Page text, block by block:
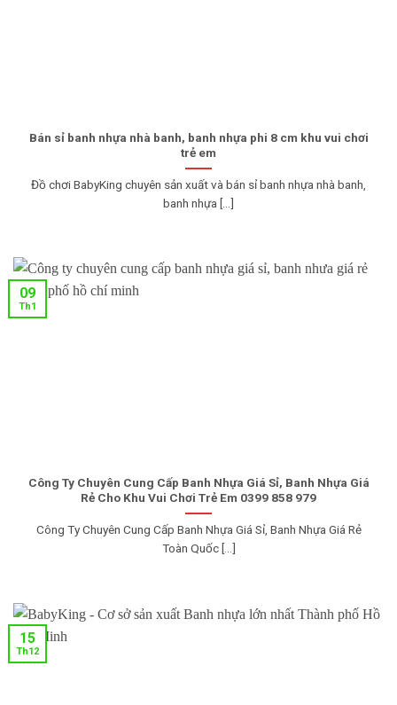
Bán sỉ banh nhựa nhà banh, banh nhựa phi 8 cm khu vui chơi
trẻ em
Đồ chơi BabyKing chuyên sản xuất và bán sỉ banh nhựa nhà banh,
banh nhựa [...]
Công Ty Chuyên Cung Cấp Banh Nhựa Giá Sỉ, Banh Nhựa Giá
Rẻ Cho Khu Vui Chơi Trẻ Em 0399 858 979
Công Ty Chuyên Cung Cấp Banh Nhựa Giá Sỉ, Banh Nhựa Giá Rẻ
Toàn Quốc [...]
09
Th1
15
Th12